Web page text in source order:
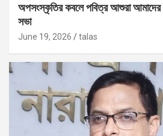
অপসংস্কৃতির কবলে পবিত্র আশুরা আমাদের
সভা
June 19, 2026 talas